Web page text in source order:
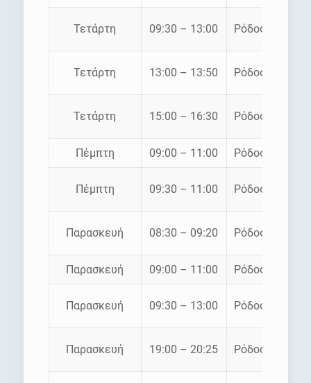
Τετάρτη 09:30 – 13:00 Ρόδος – Σύμη
Τετάρτη 13:00 – 13:50 Ρόδος – Σύμη
Τετάρτη 15:00 – 16:30 Ρόδος – Σύμη
Πέμπτη 09:00 – 11:00 Ρόδος – Σύμη
Πέμπτη 09:30 – 11:00 Ρόδος – Σύμη
Παρασκευή 08:30 – 09:20 Ρόδος – Σύμη
Παρασκευή 09:00 – 11:00 Ρόδος – Σύμη
Παρασκευή 09:30 – 13:00 Ρόδος – Σύμη
Παρασκευή 19:00 – 20:25 Ρόδος – Σύμη